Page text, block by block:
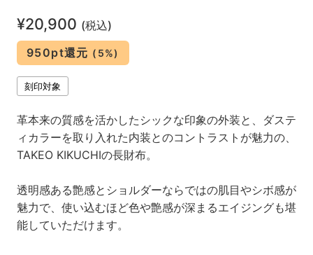
¥20,900 (税込)
950pt還元 (5%)
刻印対象
革本来の質感を活かしたシックな印象の外装と、ダステ
ィカラーを取り入れた内装とのコントラストが魅力の、
TAKEO KIKUCHIの長財布。
透明感ある艶感とショルダーならではの肌目やシボ感が
魅力で、使い込むほど色や艶感が深まるエイジングも堪
能していただけます。